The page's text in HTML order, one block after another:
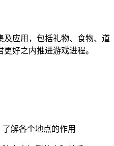
及应用，包括礼物、食物、道
好之内推进游戏进程。
解各个地点的作用